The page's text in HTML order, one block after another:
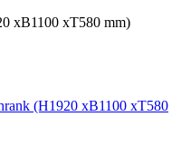
xB1100 xT580 mm)